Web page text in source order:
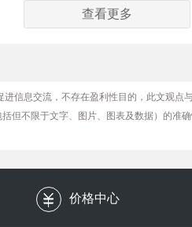
查看更多
进信息交流，不存在盈利性目的，此文观
但不限于文字、图片、图表及数据）的准
价格中心